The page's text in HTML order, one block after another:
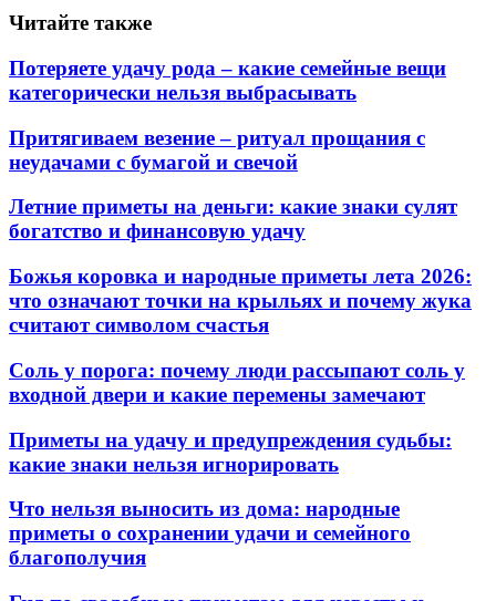
Читайте также
Потеряете удачу рода – какие семейные вещи
категорически нельзя выбрасывать
Притягиваем везение – ритуал прощания с
неудачами с бумагой и свечой
Летние приметы на деньги: какие знаки сулят
богатство и финансовую удачу
Божья коровка и народные приметы лета 2026:
что означают точки на крыльях и почему жука
считают символом счастья
Соль у порога: почему люди рассыпают соль у
входной двери и какие перемены замечают
Приметы на удачу и предупреждения судьбы:
какие знаки нельзя игнорировать
Что нельзя выносить из дома: народные
приметы о сохранении удачи и семейного
благополучия